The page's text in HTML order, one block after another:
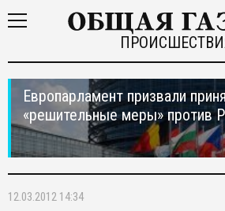
Европарламент призвали
«решительные меры» против
12.03.2012 14:34